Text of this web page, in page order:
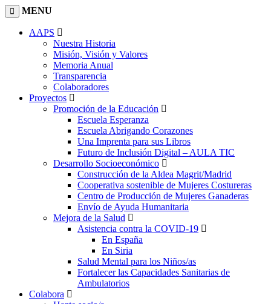
MENU
AAPS
Nuestra Historia
Misión, Visión y Valores
Memoria Anual
Transparencia
Colaboradores
Proyectos
Promoción de la Educación
Escuela Esperanza
Escuela Abrigando Corazones
Una Imprenta para sus Libros
Futuro de Inclusión Digital – AULA TIC
Desarrollo Socioeconómico
Construcción de la Aldea Magrit/Madrid
Cooperativa sostenible de Mujeres Costureras
Centro de Producción de Mujeres Ganaderas
Envío de Ayuda Humanitaria
Mejora de la Salud
Asistencia contra la COVID-19
En España
En Siria
Salud Mental para los Niños/as
Fortalecer las Capacidades Sanitarias de
Ambulatorios
Colabora